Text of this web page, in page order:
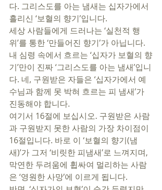
다. 그리스도를 아는 냄새는 십자가에서
흘리신 ‘보혈의 향기’입니다.
세상 사람들에게 드러나는 ‘실천적 행
위’를 통한 ‘만들어진 향기’가 아닙니다.
내 심령 속에서 흐르는 ‘십자가 보혈의 향
기’만이 진짜 ‘그리스도를 아는 냄새’입니
다. 네, 구원받은 자들은 ‘십자가에서 예
수님과 함께 못 박혀 흐르는 피 냄새’가
진동해야 합니다.
여기서 16절에 보십시오. 구원받은 사람
과 구원받지 못한 사람의 가장 차이점이
16절입니다. 바로 이 ‘보혈의 향기(냄
새)’가 그저 ‘비릿한 피냄새’로 느껴지며,
막연한 두려움에 휩싸여 멀리하는 사람
은 ‘영원한 사망’에 이르게 됩니다.